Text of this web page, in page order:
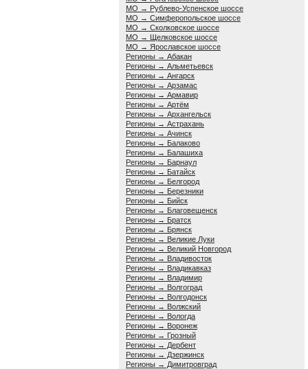
МО → Рублево-Успенское шоссе
МО → Симферопольское шоссе
МО → Сколковское шоссе
МО → Щелковское шоссе
МО → Ярославское шоссе
Регионы → Абакан
Регионы → Альметьевск
Регионы → Ангарск
Регионы → Арзамас
Регионы → Армавир
Регионы → Артём
Регионы → Архангельск
Регионы → Астрахань
Регионы → Ачинск
Регионы → Балаково
Регионы → Балашиха
Регионы → Барнаул
Регионы → Батайск
Регионы → Белгород
Регионы → Березники
Регионы → Бийск
Регионы → Благовещенск
Регионы → Братск
Регионы → Брянск
Регионы → Великие Луки
Регионы → Великий Новгород
Регионы → Владивосток
Регионы → Владикавказ
Регионы → Владимир
Регионы → Волгоград
Регионы → Волгодонск
Регионы → Волжский
Регионы → Вологда
Регионы → Воронеж
Регионы → Грозный
Регионы → Дербент
Регионы → Дзержинск
Регионы → Димитровград